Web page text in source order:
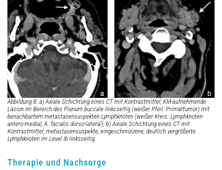
Abbildung 8: a) Axiale Schichtung eines CT mit Kontrastmittel; KM-aufnehmende
Läsion im Bereich des Planum buccale linksseitig (weißer Pfeil: Primärtumor) mit
benachbartem metastasensuspekten Lymphknoten (weißer Kreis: Lymphknoten
antero-medial, A. facialis dorso-lateral); b) Axiale Schichtung eines CT mit
Kontrastmittel; metastasensuspekte, eingeschmolzene, deutlich vergrößerte
Lymphknoten im Level Ib linksseitig.
Therapie und Nachsorge